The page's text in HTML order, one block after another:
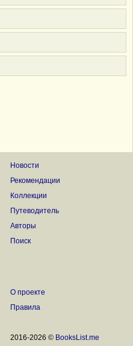
Новости
Рекомендации
Коллекции
Путеводитель
Авторы
Поиск
О проекте
Правила
2016-2026 © BooksList.me